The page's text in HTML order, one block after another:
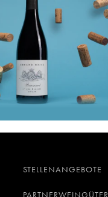
STELLENANGEBOTE
PARTNERWEINGÜTER